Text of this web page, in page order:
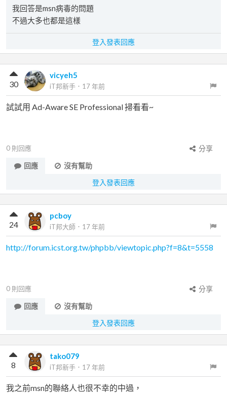
我回答是msn病毒的問題
不過大多也都是這樣
登入發表回應
vicyeh5
iT邦新手 ． 17 年前
30
試試用 Ad-Aware SE Professional 掃看看~
0 則回應
分享
回應
沒有幫助
登入發表回應
pcboy
iT邦大師 ． 17 年前
24
http://forum.icst.org.tw/phpbb/viewtopic.php?f=8&t=5558
0 則回應
分享
回應
沒有幫助
登入發表回應
tako079
iT邦新手 ． 17 年前
8
我之前msn的聯絡人也很不幸的中過，